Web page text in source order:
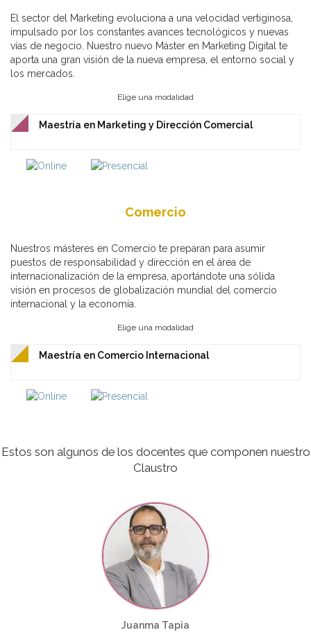
El sector del Marketing evoluciona a una velocidad vertiginosa,
impulsado por los constantes avances tecnológicos y nuevas
vías de negocio. Nuestro nuevo Máster en Marketing Digital te
aporta una gran visión de la nueva empresa, el entorno social y
los mercados.
Elige una modalidad
Maestría en Marketing y Dirección Comercial
Comercio
Nuestros másteres en Comercio te preparan para asumir
puestos de responsabilidad y dirección en el área de
internacionalización de la empresa, aportándote una sólida
visión en procesos de globalización mundial del comercio
internacional y la economía.
Elige una modalidad
Maestría en Comercio Internacional
Estos son algunos de los docentes que componen nuestro
Claustro
Juanma Tapia